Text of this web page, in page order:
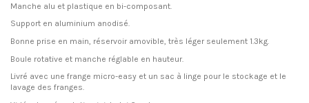
Manche alu et plastique en bi-composant.
Support en aluminium anodisé.
Bonne prise en main, réservoir amovible, très léger seulement 1.3kg.
Boule rotative et manche réglable en hauteur.
Livré avec une frange micro-easy et un sac à linge pour le stockage et le
lavage des franges.